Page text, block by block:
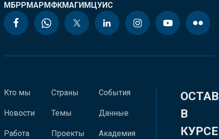
МБРРМАРМФКМАГИМЦУИС
Кто мы
Новости
Работа
Страны
Темы
Проекты
События
Данные
Академия
В
КУРСЕ